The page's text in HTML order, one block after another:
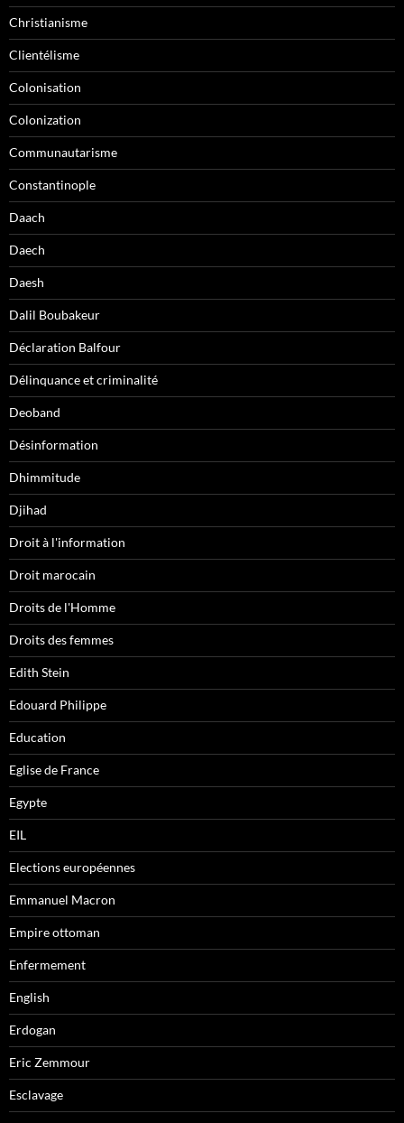
Christianisme
Clientélisme
Colonisation
Colonization
Communautarisme
Constantinople
Daach
Daech
Daesh
Dalil Boubakeur
Déclaration Balfour
Délinquance et criminalité
Deoband
Désinformation
Dhimmitude
Djihad
Droit à l'information
Droit marocain
Droits de l'Homme
Droits des femmes
Edith Stein
Edouard Philippe
Education
Eglise de France
Egypte
EIL
Elections européennes
Emmanuel Macron
Empire ottoman
Enfermement
English
Erdogan
Eric Zemmour
Esclavage